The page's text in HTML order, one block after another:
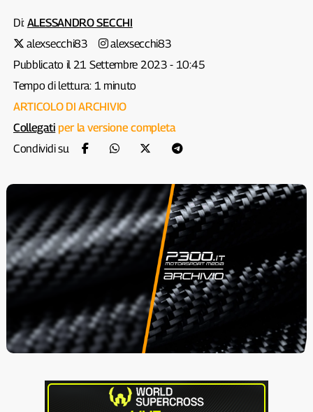
Di: ALESSANDRO SECCHI
alexsecchi83
alexsecchi83
Pubblicato il 21 Settembre 2023 - 10:45
Tempo di lettura: 1 minuto
ARTICOLO DI ARCHIVIO
Collegati per la versione completa
Condividi su